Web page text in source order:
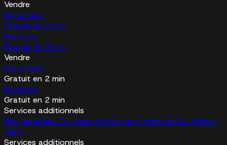
Vendre
Ma voiture
Gratuit en 2 min
Ma moto
Gratuit en 2 min
Vendre
Ma voiture
Gratuit en 2 min
Ma moto
Gratuit en 2 min
Services additionnels
Nos garanties Car AvenueLivraison à domicileCar Avenue
Watt
Services additionnels